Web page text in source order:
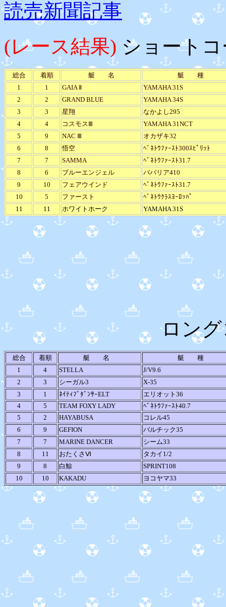
読売新聞記事
(レース結果) ショート
総合 着順 艇 名
艇 種
1
1 GAIA Ⅱ
YAMAHA 31S
2
2 GRAND BLUE
YAMAHA 34S
3
3 星翔
なかよし295
4
4 コスモスⅢ
YAMAHA 31NCT
5
9 NAC Ⅲ
オカザキ32
6
8 悟空
ﾍﾞﾈﾄｳﾌｧｰｽﾄ300ｽﾋﾟﾘｯﾄ
7
7 SAMMA
ﾍﾞﾈﾄｳﾌｧｰｽﾄ31.7
8
6 ブルーエンジェル
ババリア410
9
10 フェアウインド
ﾍﾞﾈﾄｳﾌｧｰｽﾄ31.7
10
5 ファースト
ﾍﾞﾈﾄｳｸﾗｽﾖｰﾛｯﾊﾟ
11
11 ホワイトホーク YAMAHA 31S
ロングコー
総合 着順 艇 名
艇 種
1
4 STELLA
J/V9.6
2
3 シーガル3
X-35
3
1 ﾈｲﾃｨﾌﾞﾀﾞﾝｻｰELT
エリオット36
4
5 TEAM FOXY LADY
ﾍﾞﾈﾄｳﾌｧｰｽﾄ40.7
5
2 HAYABUSA
コレル45
6
9 GEFION
バルチック35
7
7 MARINE DANCER
シーム33
8
11 おたくさⅥ
タカイ1/2
9
8 白鯨
SPRINT108
10
10 KAKADU ヨコヤマ33